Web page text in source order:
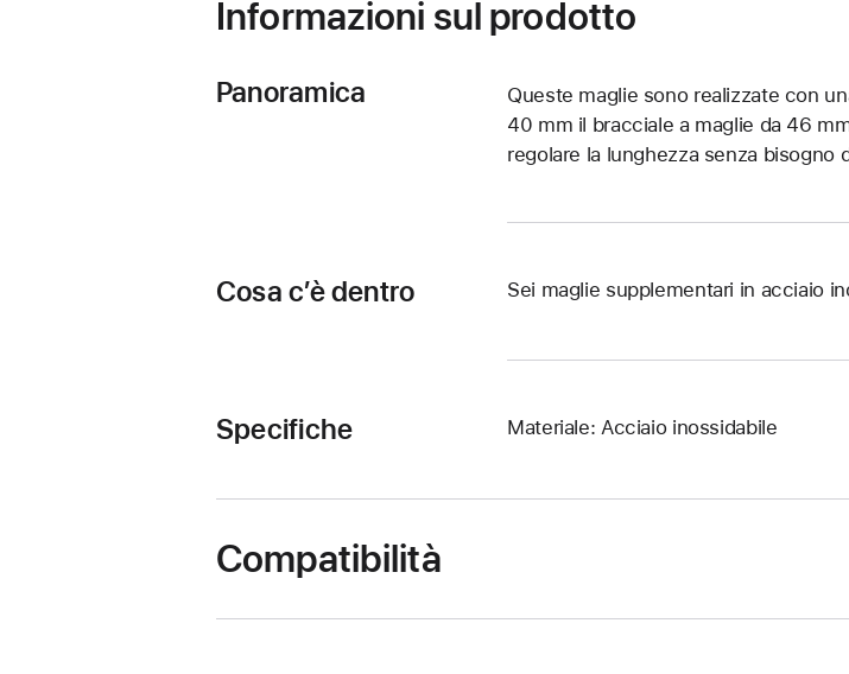
Informazioni sul prodotto
Panoramica
Queste maglie sono realizzate con
40 mm il bracciale a maglie da 46
regolare la lunghezza senza bisogno
Cosa c’è dentro Sei maglie supplementari in acciaio
Specifiche Materiale: Acciaio inossidabile
Compatibilità